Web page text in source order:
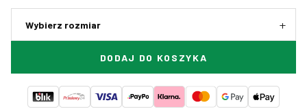
Wybierz rozmiar
DODAJ DO KOSZYKA